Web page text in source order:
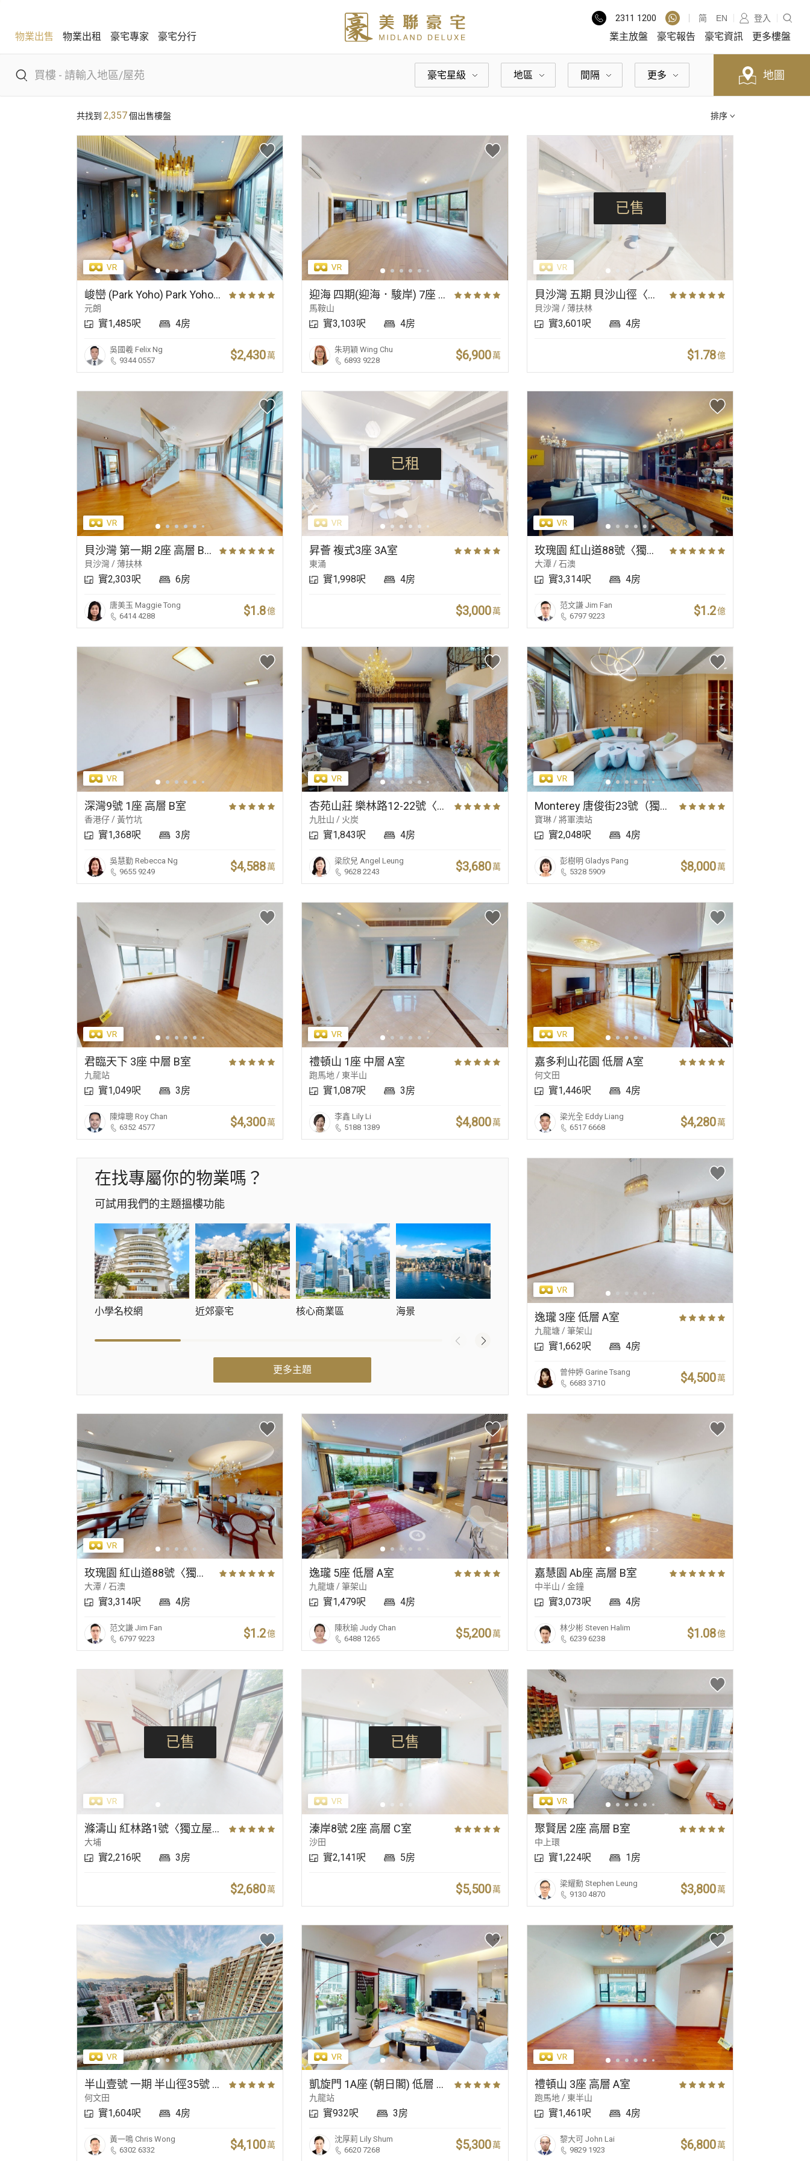
物業出售 物業出租 豪宅專家 豪宅分行 業主放盤 豪宅報告 豪宅資訊 更多樓盤
2311 1200 简 EN 登入
比華利山 駿景園/御龍山
單位特色
豪宅星級 地區 間隔 更多 地圖
共找到 2,357個出售樓盤 排序
峻巒 (Park Yoho) Park Yoho Genova 2A期 29座 高層 A室
元朗
實1,485呎 4房
吳國羲 Felix Ng
9344 0557
$2,430萬
迎海 四期(迎海．駿岸) 7座 低層 A室
馬鞍山
實3,103呎 4房
朱玥穎Wing Chu
6893 9228
$6,900萬
已售
貝沙灣 五期 貝沙山徑〈獨立屋〉
貝沙灣 / 薄扶林
實3,601呎 4房
$1.78億
貝沙灣 第一期 2座 高層 B室
貝沙灣 / 薄扶林
實2,303呎 6房
唐美玉 Maggie Tong
6414 4288
$1.8億
已租
昇薈 複式3座 3A室
東涌
實1,998呎 4房
$3,000萬
玫瑰園 紅山道88號〈獨立屋〉
大潭 / 石澳
實3,314呎 4房
范文謙 Jim Fan
6797 9223
$1.2億
深灣9號 1座 高層 B室
香港仔 / 黃竹坑
實1,368呎 3房
吳慧勤 Rebecca Ng
9655 9249
$4,588萬
杏苑山莊 樂林路12-22號〈獨立屋〉
九肚山 / 火炭
實1,843呎 4房
梁欣兒Angel Leung
9628 2243
$3,680萬
Monterey 唐俊街23號（獨立屋）
寶琳 / 將軍澳站
實2,048呎 4房
彭樹明 Gladys Pang
5328 5909
$8,000萬
君臨天下 3座 中層 B室
九龍站
實1,049呎 3房
陳煒聰 Roy Chan
6352 4577
$4,300萬
禮頓山 1座 中層 A室
跑馬地 / 東半山
實1,087呎 3房
李鑫Lily Li
5188 1389
$4,800萬
嘉多利山花園 低層 A室
何文田
實1,446呎 4房
梁光全 Eddy Liang
6517 6668
$4,280萬
在找專屬你的物業嗎？
可試用我們的主題搵樓功能
小學名校網 近郊豪宅 核心商業區 海景 無敵海景
更多主題
逸瓏 3座 低層 A室
九龍塘 / 筆架山
實1,662呎 4房
曾仲婷 Garine Tsang
6683 3710
$4,500萬
玫瑰園 紅山道88號〈獨立屋〉
大潭 / 石澳
實3,314呎 4房
范文謙 Jim Fan
6797 9223
$1.2億
逸瓏 5座 低層 A室
九龍塘 / 筆架山
實1,479呎 4房
陳秋瑜Judy Chan
6488 1265
$5,200萬
嘉慧園 Ab座 高層 B室
中半山 / 金鐘
實3,073呎 4房
林少彬 Steven Halim
6239 6238
$1.08億
已售
滌濤山 紅林路1號〈獨立屋〉
大埔
實2,216呎 3房
$2,680萬
已售
溱岸8號 2座 高層 C室
沙田
實2,141呎 5房
$5,500萬
聚賢居 2座 高層 B室
中上環
實1,224呎 1房
梁耀勳 Stephen Leung
9130 4870
$3,800萬
半山壹號 一期 半山徑35號 高層 35室
何文田
實1,604呎 4房
黃一鳴 Chris Wong
6302 6332
$4,100萬
凱旋門 1A座 (朝日閣) 低層 C室
九龍站
實932呎 3房
沈厚莉Lily Shum
6620 7268
$5,300萬
禮頓山 3座 高層 A室
跑馬地 / 東半山
實1,461呎 4房
黎大可 John Lai
9829 1923
$6,800萬